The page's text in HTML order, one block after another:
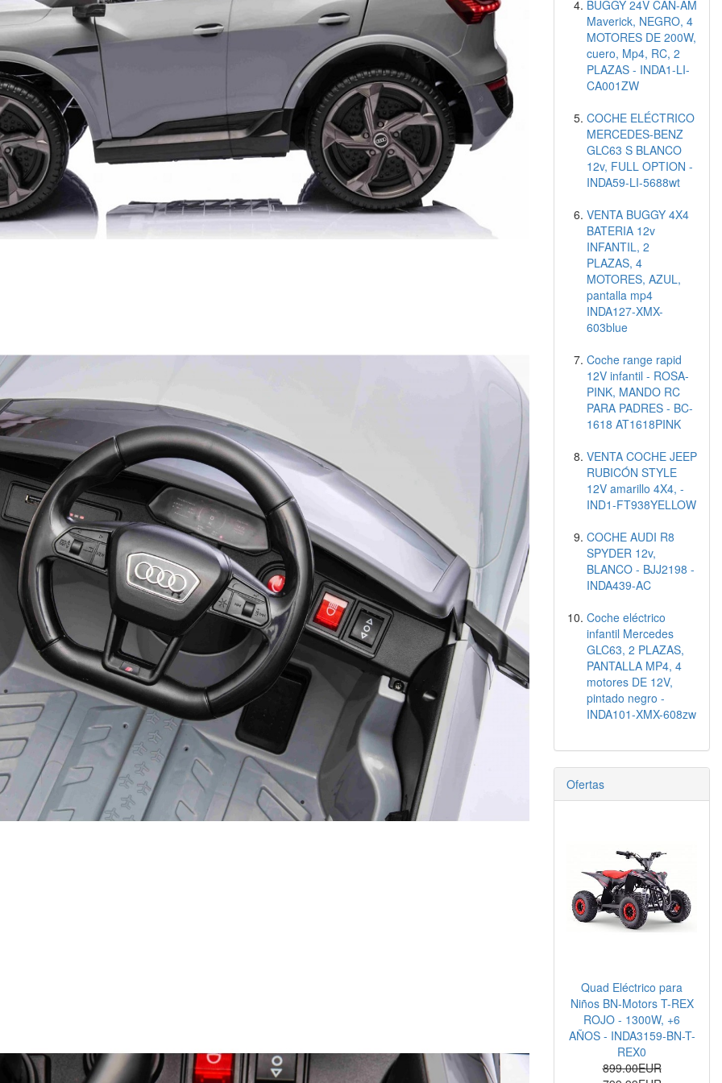
BUGGY 24V CAN-AM
Maverick, NEGRO, 4
MOTORES DE 200W,
cuero, Mp4, RC, 2
PLAZAS - INDA1-LI-
CA001ZW
COCHE ELÉCTRICO
MERCEDES-BENZ
GLC63 S BLANCO
12v, FULL OPTION -
INDA59-LI-5688wt
VENTA BUGGY 4X4
BATERIA 12v
INFANTIL, 2
PLAZAS, 4
MOTORES, AZUL,
pantalla mp4
INDA127-XMX-
603blue
Coche range rapid
12V infantil - ROSA-
PINK, MANDO RC
PARA PADRES - BC-
1618 AT1618PINK
VENTA COCHE JEEP
RUBICÓN STYLE
12V amarillo 4X4, -
IND1-FT938YELLOW
COCHE AUDI R8
SPYDER 12v,
BLANCO - BJJ2198 -
INDA439-AC
Coche eléctrico
infantil Mercedes
GLC63, 2 PLAZAS,
PANTALLA MP4, 4
motores DE 12V,
pintado negro -
INDA101-XMX-608zw
Ofertas
Quad Eléctrico para
Niños BN-Motors T-REX
ROJO - 1300W, +6
AÑOS - INDA3159-BN-T-
REX0
899.00EUR